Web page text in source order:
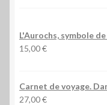
L'Aurochs, symbole
15,00€
Carnet de voyage.
27,00€